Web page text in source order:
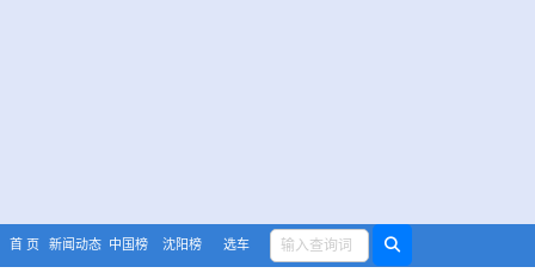
首 页 新闻动态 中国榜 沈阳榜 选车